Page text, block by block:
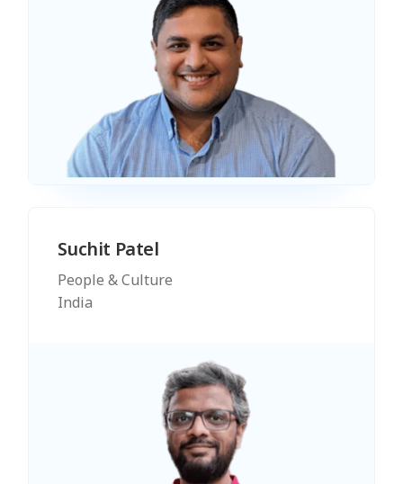
Suchit Patel
People & Culture
India